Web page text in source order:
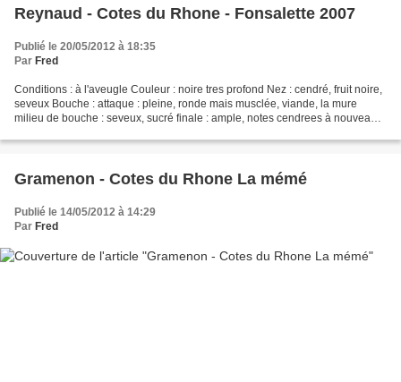
Reynaud - Cotes du Rhone - Fonsalette 2007
Publié le 20/05/2012 à 18:35
Par Fred
Conditions : à l'aveugle Couleur : noire tres profond Nez : cendré, fruit noire,
seveux Bouche : attaque : pleine, ronde mais musclée, viande, la mure
milieu de bouche : seveux, sucré finale : ample, notes cendrees à nouveaux
Gramenon - Cotes du Rhone La mémé
Publié le 14/05/2012 à 14:29
Par Fred